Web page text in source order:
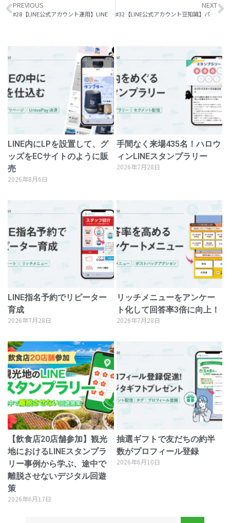
PREVIOUS
#28【LINE公式アカウント運用】LINEでもできる！お客様に刺さるメッセージはどれだ？！A/Bテストの実施方法
NEXT
#32【LINE公式アカウント豆知識】パワーポイントで、思わず押したくなるオシャレなリッチメニューをデザインする方法
LINE内にLPを設置して、グ
ッズをECサイトのように販
売
2026年8月6日
手間なく来場435名！ハロウ
ィンLINEスタンプラリー
2026年7月28日
LINE指名予約でリピーター
育成
2026年7月28日
リッチメニューをアンケー
ト化して回答率3倍に向上！
2026年7月28日
【飲食店20店舗参加】観光
地におけるLINEスタンプラ
リー事例から学ぶ、途中で
離脱させないデジタル回遊
策
2026年6月17日
抽選ギフトで友だちの約半
数がプロフィール登録
2026年6月10日